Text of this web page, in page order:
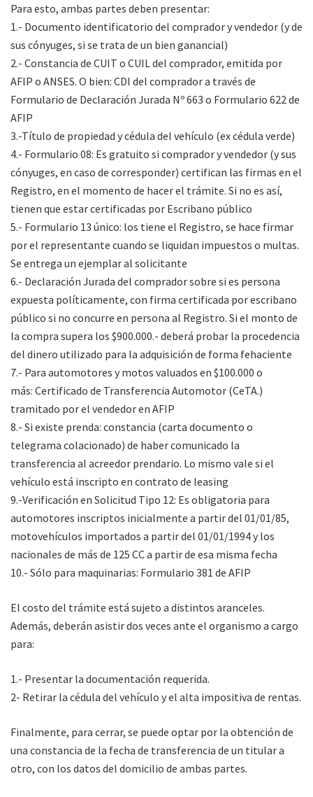
Para esto, ambas partes deben presentar:
1.- Documento identificatorio del comprador y vendedor (y de
sus cónyuges, si se trata de un bien ganancial)
2.- Constancia de CUIT o CUIL del comprador, emitida por
AFIP o ANSES. O bien: CDI del comprador a través de
Formulario de Declaración Jurada Nº 663 o Formulario 622 de
AFIP
3.-Título de propiedad y cédula del vehículo (ex cédula verde)
4.- Formulario 08: Es gratuito si comprador y vendedor (y sus
cónyuges, en caso de corresponder) certifican las firmas en el
Registro, en el momento de hacer el trámite. Si no es así,
tienen que estar certificadas por Escribano público
5.- Formulario 13 único: los tiene el Registro, se hace firmar
por el representante cuando se liquidan impuestos o multas.
Se entrega un ejemplar al solicitante
6.- Declaración Jurada del comprador sobre si es persona
expuesta políticamente, con firma certificada por escribano
público si no concurre en persona al Registro. Si el monto de
la compra supera los $900.000.- deberá probar la procedencia
del dinero utilizado para la adquisición de forma fehaciente
7.- Para automotores y motos valuados en $100.000 o
más: Certificado de Transferencia Automotor (CeTA.)
tramitado por el vendedor en AFIP
8.- Si existe prenda: constancia (carta documento o
telegrama colacionado) de haber comunicado la
transferencia al acreedor prendario. Lo mismo vale si el
vehículo está inscripto en contrato de leasing
9.-Verificación en Solicitud Tipo 12: Es obligatoria para
automotores inscriptos inicialmente a partir del 01/01/85,
motovehículos importados a partir del 01/01/1994 y los
nacionales de más de 125 CC a partir de esa misma fecha
10.- Sólo para maquinarias: Formulario 381 de AFIP
El costo del trámite está sujeto a distintos aranceles.
Además, deberán asistir dos veces ante el organismo a cargo
para:
1.- Presentar la documentación requerida.
2- Retirar la cédula del vehículo y el alta impositiva de rentas.
Finalmente, para cerrar, se puede optar por la obtención de
una constancia de la fecha de transferencia de un titular a
otro, con los datos del domicilio de ambas partes.